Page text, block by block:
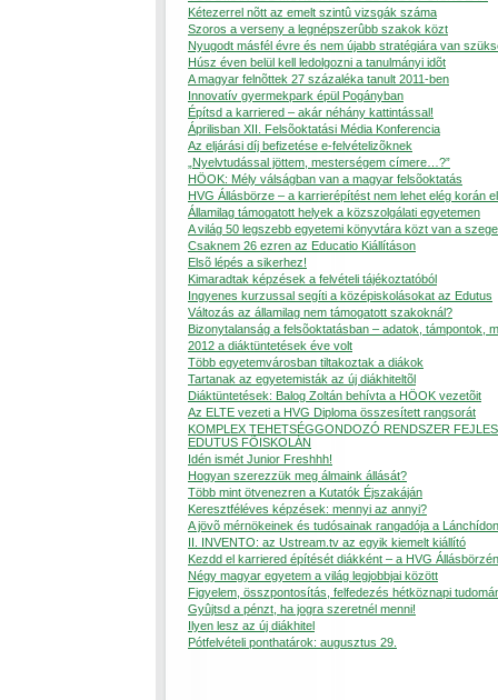
Kétezerrel nõtt az emelt szintû vizsgák száma
Szoros a verseny a legnépszerûbb szakok közt
Nyugodt másfél évre és nem újabb stratégiára van
Húsz éven belül kell ledolgozni a tanulmányi idõt
A magyar felnõttek 27 százaléka tanult 2011-ben
Innovatív gyermekpark épül Pogányban
Építsd a karriered – akár néhány kattintással!
Áprilisban XII. Felsõoktatási Média Konferencia
Az eljárási díj befizetése e-felvételizõknek
„Nyelvtudással jöttem, mesterségem címere…?”
HÖOK: Mély válságban van a magyar felsõoktatás
HVG Állásbörze – a karrierépítést nem lehet elég korán
Államilag támogatott helyek a közszolgálati egyetemen
A világ 50 legszebb egyetemi könyvtára közt van a
Csaknem 26 ezren az Educatio Kiállításon
Elsõ lépés a sikerhez!
Kimaradtak képzések a felvételi tájékoztatóból
Ingyenes kurzussal segíti a középiskolásokat az Edutus
Változás az államilag nem támogatott szakoknál?
Bizonytalanság a felsõoktatásban – adatok, támpontok,
2012 a diáktüntetések éve volt
Több egyetemvárosban tiltakoztak a diákok
Tartanak az egyetemisták az új diákhiteltõl
Diáktüntetések: Balog Zoltán behívta a HÖOK vezetõit
Az ELTE vezeti a HVG Diploma összesített rangsorát
KOMPLEX TEHETSÉGGONDOZÓ RENDSZER
EDUTUS FÕISKOLÁN
Idén ismét Junior Freshhh!
Hogyan szerezzük meg álmaink állását?
Több mint ötvenezren a Kutatók Éjszakáján
Keresztféléves képzések: mennyi az annyi?
A jövõ mérnökeinek és tudósainak rangadója a Lánchídon
II. INVENTO: az Ustream.tv az egyik kiemelt kiállító
Kezdd el karriered építését diákként – a HVG
Négy magyar egyetem a világ legjobbjai között
Figyelem, összpontosítás, felfedezés hétköznapi
Gyûjtsd a pénzt, ha jogra szeretnél menni!
Ilyen lesz az új diákhitel
Pótfelvételi ponthatárok: augusztus 29.